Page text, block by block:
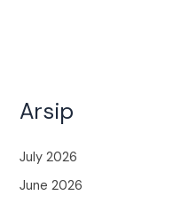
Arsip
July 2026
June 2026